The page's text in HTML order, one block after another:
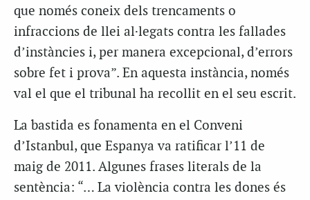
que només coneix dels trencaments o
infraccions de llei al·legats contra les fallades
d’instàncies i, per manera excepcional, d’errors
sobre fet i prova”. En aquesta instància, només
val el que el tribunal ha recollit en el seu escrit.
La bastida es fonamenta en el Conveni
d’Istanbul, que Espanya va ratificar l’11 de
maig de 2011. Algunes frases literals de la
sentència: “… La violència contra les dones és